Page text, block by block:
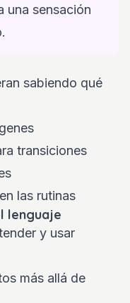
una sensación
sabiendo qué
transiciones
las rutinas
lenguaje
y usar
más allá de